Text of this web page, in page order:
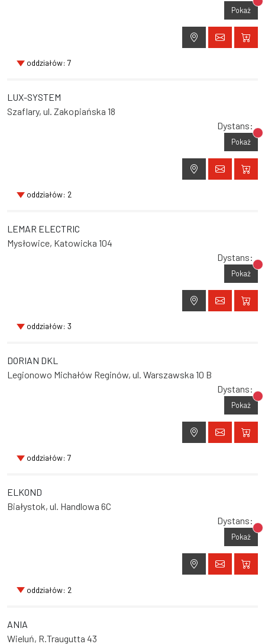
Pokaż
oddziałów: 7
LUX-SYSTEM
Szaflary, ul. Zakopiańska 18
Dystans:
Pokaż
oddziałów: 2
LEMAR ELECTRIC
Mysłowice, Katowicka 104
Dystans:
Pokaż
oddziałów: 3
DORIAN DKL
Legionowo Michałów Reginów, ul. Warszawska 10 B
Dystans:
Pokaż
oddziałów: 7
ELKOND
Białystok, ul. Handlowa 6C
Dystans:
Pokaż
oddziałów: 2
ANIA
Wieluń, R.Traugutta 43